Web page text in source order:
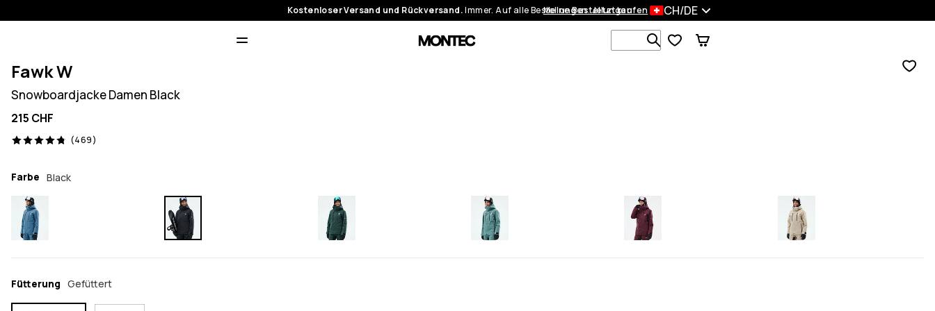
Kostenloser Versand und Rückversand.Immer. Auf alle Bestellungen.Jetzt kaufen
Meine Bestellungen CH/DE
Durchsuche 1 000+ Produkte
Fawk W
Snowboardjacke Damen Black
215 CHF
(469)
469 Reviews, 4.8/5
Farbe Black
Fütterung Gefüttert